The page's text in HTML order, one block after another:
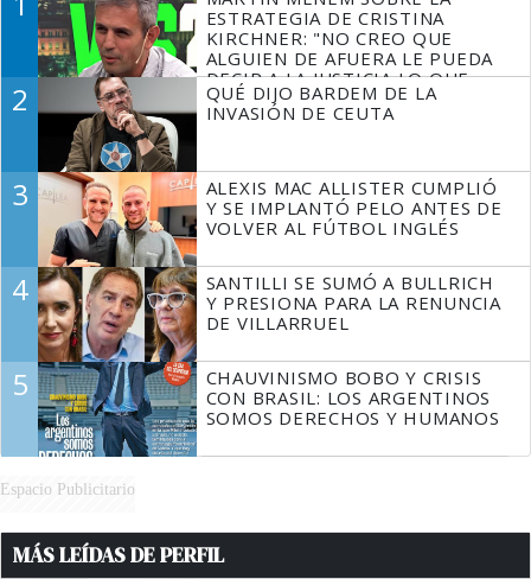
ESTRATEGIA DE CRISTINA
KIRCHNER: "NO CREO QUE
ALGUIEN DE AFUERA LE PUEDA
DECIR A LA JUSTICIA LO QUE
TIENE QUE HACER"
2
QUÉ DIJO BARDEM DE LA
INVASIÓN DE CEUTA
3
ALEXIS MAC ALLISTER CUMPLIÓ
Y SE IMPLANTÓ PELO ANTES DE
VOLVER AL FÚTBOL INGLÉS
4
SANTILLI SE SUMÓ A BULLRICH
Y PRESIONA PARA LA RENUNCIA
DE VILLARRUEL
5
CHAUVINISMO BOBO Y CRISIS
CON BRASIL: LOS ARGENTINOS
SOMOS DERECHOS Y HUMANOS
Espacio Publicitario
MÁS LEÍDAS DE PERFIL